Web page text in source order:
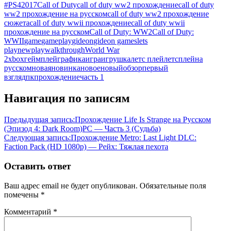
#PS42017Call of Dutycall of duty ww2 прохождениеcall of duty
ww2 прохождение на русскомcall of duty ww2 прохождение
сюжетаcall of duty wwii прохождениеcall of duty wwii
прохождение на русскомCall of Duty: WW2Call of Duty:
WWIIgamegameplaygideongideon gameslets
playnewplaywalkthroughWorld War
2xboxгеймплейграфикаиграигрушкалетс плейлетсплейна
русскомноваяновинкановоеновыйобзорпервый
взглядпкпрохождениечасть 1
Навигация по записям
Предыдущая запись:Прохождение Life Is Strange на Русском
(Эпизод 4: Dark Room)PC — Часть 3 (Судьба)
Следующая запись:Прохождение Metro: Last Light DLC:
Faction Pack (HD 1080p) — Рейх: Тяжлая пехота
Оставить ответ
Ваш адрес email не будет опубликован. Обязательные поля
помечены *
Комментарий *